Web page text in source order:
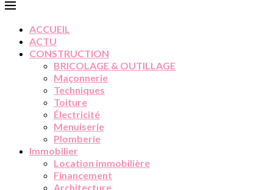
ACCUEIL
ACTU
CONSTRUCTION
BRICOLAGE & OUTILLAGE
Maçonnerie
Techniques
Toiture
Électricité
Menuiserie
Plomberie
Immobilier
Location immobilière
Financement
Architecture